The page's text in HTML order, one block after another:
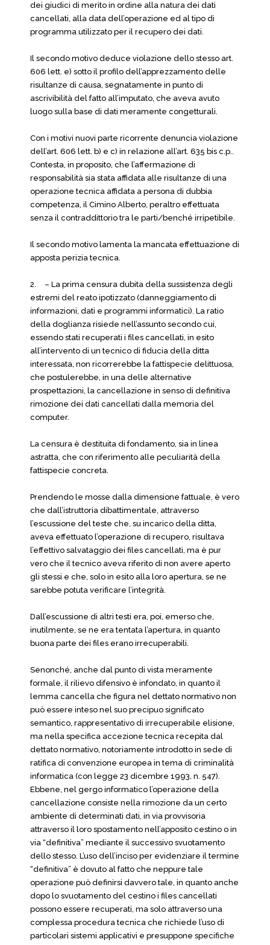
dei giudici di merito in ordine alla natura dei dati
cancellati, alla data dell’operazione ed al tipo di
programma utilizzato per il recupero dei dati.
Il secondo motivo deduce violazione dello stesso art.
606 lett. e) sotto il profilo dell’apprezzamento delle
risultanze di causa, segnatamente in punto di
ascrivibilità del fatto all’imputato, che aveva avuto
luogo sulla base di dati meramente congetturali.
Con i motivi nuovi parte ricorrente denuncia violazione
dell’art. 606 lett. b) e c) in relazione all’art. 635 bis c.p..
Contesta, in proposito, che l’affermazione di
responsabilità sia stata affidata alle risultanze di una
operazione tecnica affidata a persona di dubbia
competenza, il Cimino Alberto, peraltro effettuata
senza il contraddittorio tra le parti/benché irripetibile.
Il secondo motivo lamenta la mancata effettuazione di
apposta perizia tecnica.
2.
– La prima censura dubita della sussistenza degli
estremi del reato ipotizzato (danneggiamento di
informazioni, dati e programmi informatici). La ratio
della doglianza risiede nell’assunto secondo cui,
essendo stati recuperati i files cancellati, in esito
all’intervento di un tecnico di fiducia della ditta
interessata, non ricorrerebbe la fattispecie delittuosa,
che postulerebbe, in una delle alternative
prospettazioni, la cancellazione in senso di definitiva
rimozione dei dati cancellati dalla memoria del
computer.
La censura è destituita di fondamento, sia in linea
astratta, che con riferimento alle peculiarità della
fattispecie concreta.
Prendendo le mosse dalla dimensione fattuale, è vero
che dall’istruttoria dibattimentale, attraverso
l’escussione del teste che, su incarico della ditta,
aveva effettuato l’operazione di recupero, risultava
l’effettivo salvataggio dei files cancellati, ma è pur
vero che il tecnico aveva riferito di non avere aperto
gli stessi e che, solo in esito alla loro apertura, se ne
sarebbe potuta verificare l’integrità.
Dall’escussione di altri testi era, poi, emerso che,
inutilmente, se ne era tentata l’apertura, in quanto
buona parte dei files erano irrecuperabili.
Senonché, anche dal punto di vista meramente
formale, il rilievo difensivo è infondato, in quanto il
lemma cancella che figura nel dettato normativo non
può essere inteso nel suo precipuo significato
semantico, rappresentativo di irrecuperabile elisione,
ma nella specifica accezione tecnica recepita dal
dettato normativo, notoriamente introdotto in sede di
ratifica di convenzione europea in tema di criminalità
informatica (con legge 23 dicembre 1993, n. 547).
Ebbene, nel gergo informatico l’operazione della
cancellazione consiste nella rimozione da un certo
ambiente di determinati dati, in via provvisoria
attraverso il loro spostamento nell’apposito cestino o in
via “definitiva” mediante il successivo svuotamento
dello stesso. L’uso dell’inciso per evidenziare il termine
“definitiva” è dovuto al fatto che neppure tale
operazione può definirsi davvero tale, in quanto anche
dopo lo svuotamento del cestino i files cancellati
possono essere recuperati, ma solo attraverso una
complessa procedura tecnica che richiede l’uso di
particolari sistemi applicativi e presuppone specifiche